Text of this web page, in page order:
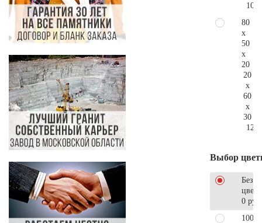
80
x
50
x
20
20
x
60
x
30
Выбор
Без
0 руб.
100